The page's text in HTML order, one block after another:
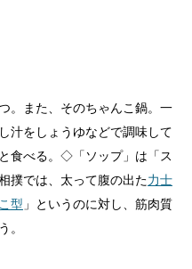
。また、そのちゃんこ鍋。一
汁をしょうゆなどで調味して
食べる。◇「ソップ」は「ス
撲では、太って腹の出た力士
型 」というのに対し、筋肉質
。